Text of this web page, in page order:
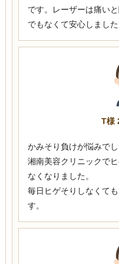
です。レーザーは痛い
でもなくて安心しました
T様
かみそり負けが悩みで
湘南美容クリニックで
なくなりました。
毎日ヒゲそりしなくて
す。